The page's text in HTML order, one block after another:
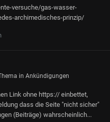
versuche/gas-wasser-
archimedisches-prinzip/
in Ankündigungen
Link ohne https:// einbettet,
dass die Seite "nicht sicher"
(Beiträge) wahrscheinlich...